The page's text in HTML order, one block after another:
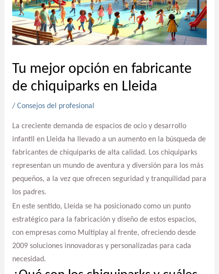
Tu mejor opción en fabricante
de chiquiparks en Lleida
/ Consejos del profesional
La creciente demanda de espacios de ocio y desarrollo
infantil en Lleida ha llevado a un aumento en la búsqueda de
fabricantes de chiquiparks de alta calidad. Los chiquiparks
representan un mundo de aventura y diversión para los más
pequeños, a la vez que ofrecen seguridad y tranquilidad para
los padres.
En este sentido, Lleida se ha posicionado como un punto
estratégico para la fabricación y diseño de estos espacios,
con empresas como Multiplay al frente, ofreciendo desde
2009 soluciones innovadoras y personalizadas para cada
necesidad.